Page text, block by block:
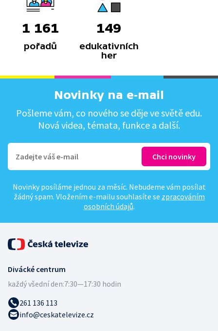
1 161
pořadů
149
edukativních
her
Novinky na e-mail
Pošleme vám, co nového se děje ve světě edu.
Nová videa, témata, funkce a další.
Novinky posíláme jednou za měsíc. Nebudeme vám posílat
žádný spam. Vložením e-mailu souhlasíte se zpracováním
osobních údajů.